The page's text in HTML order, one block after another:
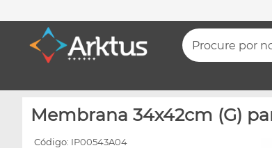
Procure por
Membrana 34x42cm (G)
Código: IP00543A04